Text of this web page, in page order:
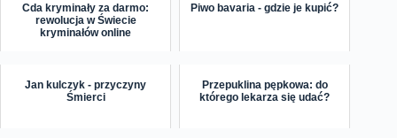
Cda kryminały za darmo:
rewolucja w Świecie
kryminałów online
Piwo bavaria - gdzie je kupić?
Jan kulczyk - przyczyny
Śmierci
Przepuklina pępkowa: do
którego lekarza się udać?